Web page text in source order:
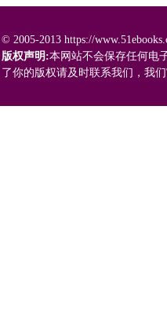
© 2005-2013 https://
版权声明:本网站不会保存任何电
了你的版权请及时联系我们，我